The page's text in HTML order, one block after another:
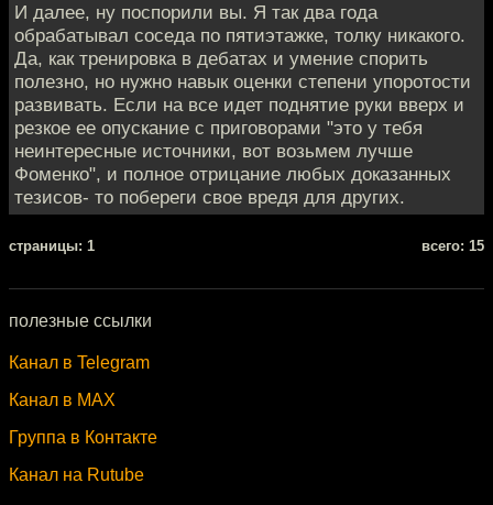
И далее, ну поспорили вы. Я так два года
обрабатывал соседа по пятиэтажке, толку никакого.
Да, как тренировка в дебатах и умение спорить
полезно, но нужно навык оценки степени упоротости
развивать. Если на все идет поднятие руки вверх и
резкое ее опускание с приговорами "это у тебя
неинтересные источники, вот возьмем лучше
Фоменко", и полное отрицание любых доказанных
тезисов- то побереги свое вредя для других.
cтраницы: 1 всего: 15
полезные ссылки
Канал в Telegram
Канал в MAX
Группа в Контакте
Канал на Rutube